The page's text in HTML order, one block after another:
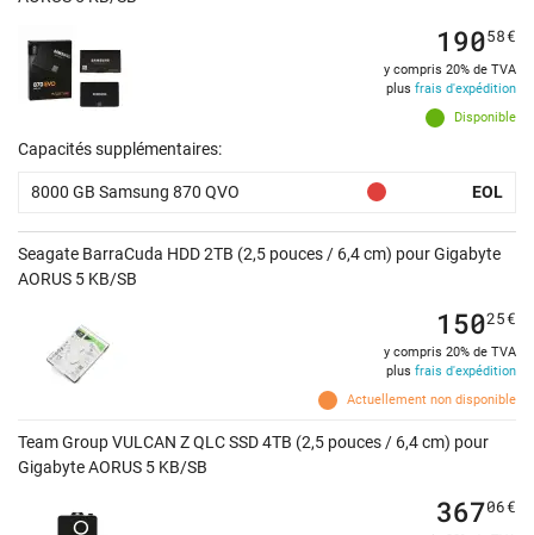
Disponible
19058€
y compris 20% de TVA
plus frais d'expédition
Capacités supplémentaires:
8000 GB Samsung 870 QVO EOL
Seagate BarraCuda HDD 2TB (2,5 pouces / 6,4 cm) pour Gigabyte
AORUS 5 KB/SB
Actuellement non disponible
15025€
y compris 20% de TVA
plus frais d'expédition
Team Group VULCAN Z QLC SSD 4TB (2,5 pouces / 6,4 cm) pour
Gigabyte AORUS 5 KB/SB
36706€